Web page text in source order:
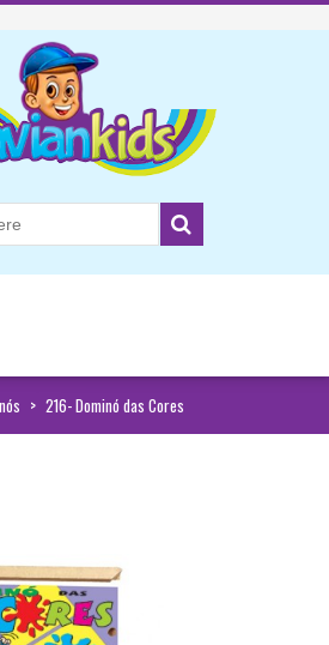
> 216- Dominó das Cores